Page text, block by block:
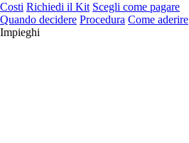
Costi Richiedi il Kit Scegli come pagare
Quando decidere Procedura Come aderire
Impieghi